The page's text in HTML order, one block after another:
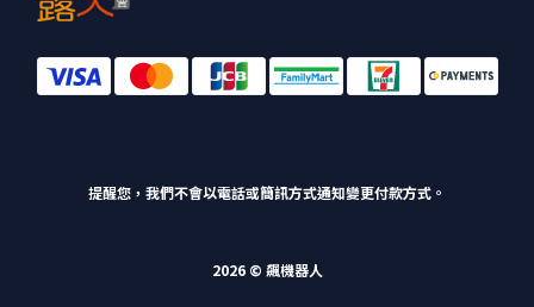
提醒您，我們不會以電話或簡訊方式通知變更付款方式。
2026 © 飆機器人